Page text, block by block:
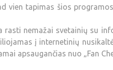
vien tapimas šios
rasti nemažai svetainių su
į internetinių
apsaugančias nuo „Fan